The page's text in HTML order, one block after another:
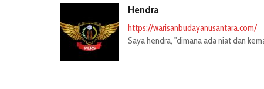
Hendra
https://warisanbudayanusantara.com/
Saya hendra, "dimana ada niat dan